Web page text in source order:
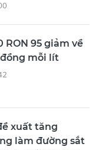
RON 95 giảm về
mỗi lít
xuất tăng
làm đường sắt